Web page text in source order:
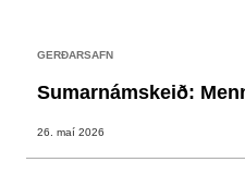
GERÐARSAFN
Sumarnámskeið:
26. maí 2026